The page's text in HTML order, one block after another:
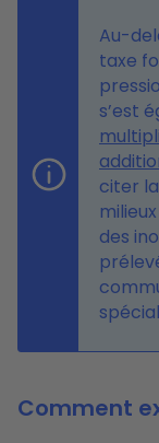
Au-
taxe
s’est
citer
des
Comment